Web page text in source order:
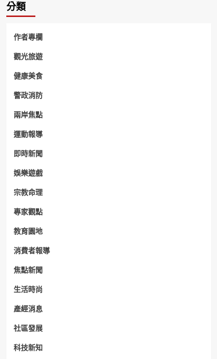
分類
作者專欄
觀光旅遊
健康美食
警政消防
兩岸焦點
運動報導
即時新聞
娛樂遊戲
宗教命理
專家觀點
教育園地
消費者報導
焦點新聞
生活時尚
產經消息
社區發展
科技新知